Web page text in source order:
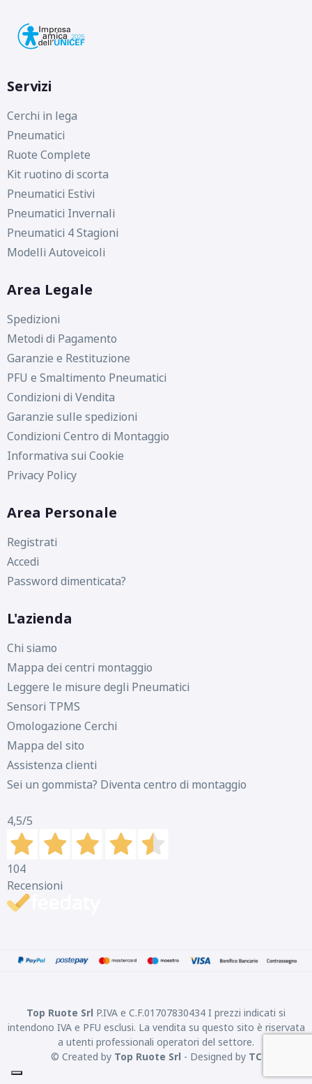
Servizi
Cerchi in lega
Pneumatici
Ruote Complete
Kit ruotino di scorta
Pneumatici Estivi
Pneumatici Invernali
Pneumatici 4 Stagioni
Modelli Autoveicoli
Area Legale
Spedizioni
Metodi di Pagamento
Garanzie e Restituzione
PFU e Smaltimento Pneumatici
Condizioni di Vendita
Garanzie sulle spedizioni
Condizioni Centro di Montaggio
Informativa sui Cookie
Privacy Policy
Area Personale
Registrati
Accedi
Password dimenticata?
L'azienda
Chi siamo
Mappa dei centri montaggio
Leggere le misure degli Pneumatici
Sensori TPMS
Omologazione Cerchi
Mappa del sito
Assistenza clienti
Sei un gommista? Diventa centro di montaggio
4,5/5
104
Recensioni
Top Ruote Srl P.IVA e C.F.01707830434 I prezzi indicati si
intendono IVA e PFU esclusi. La vendita su questo sito è riservata
a utenti professionali operatori del settore.
© Created by Top Ruote Srl - Designed by TC